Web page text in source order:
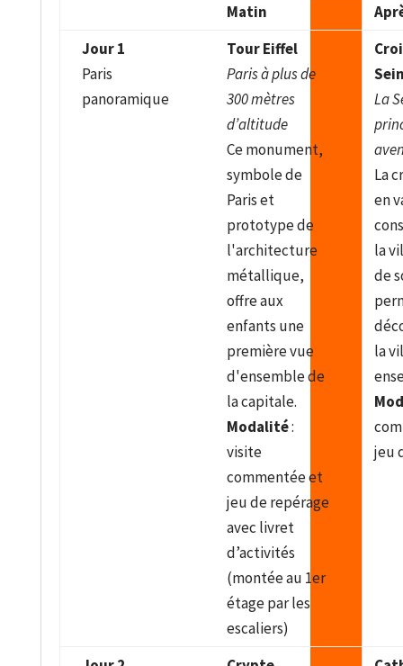
Matin
Jour 1
Paris
panoramique
Tour Eiffel
Paris à plus de
300 mètres
d’altitude
Ce monument,
symbole de
Paris et
prototype de
l'architecture
métallique,
offre aux
enfants une
première vue
d'ensemble de
la capitale.
Modalité:
visite
commentée et
jeu de repérage
avec livret
d’activités
(montée au 1er
étage par les
escaliers)
La
La
en
la
de
la
jeu